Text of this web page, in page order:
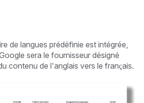
de langues prédéfinie est intégrée,
sera le fournisseur désigné
contenu de l'anglais vers le français.